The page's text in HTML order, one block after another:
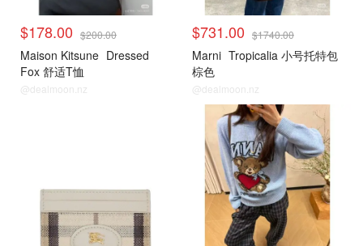
$178.00 $200.00
Maison Kitsune Dressed
Fox 舒适T恤
@dealmoon.nz
$731.00 $1740.00
Marni Tropicalia 小号托特包
棕色
@dealmoon.nz
小编推荐